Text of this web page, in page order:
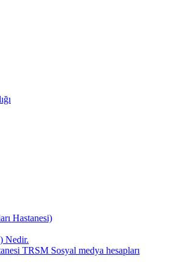
Hastanesi)
Nedir.
TRSM Sosyal medya hesapları